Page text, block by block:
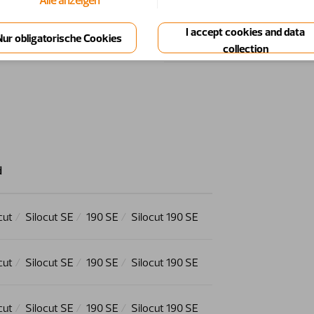
Silocut SE 190 SE Silocut 190 SE
Silocut SE 190 SE Silocut 190 SE
Silocut SE 190 SE Silocut 190 SE
11261327